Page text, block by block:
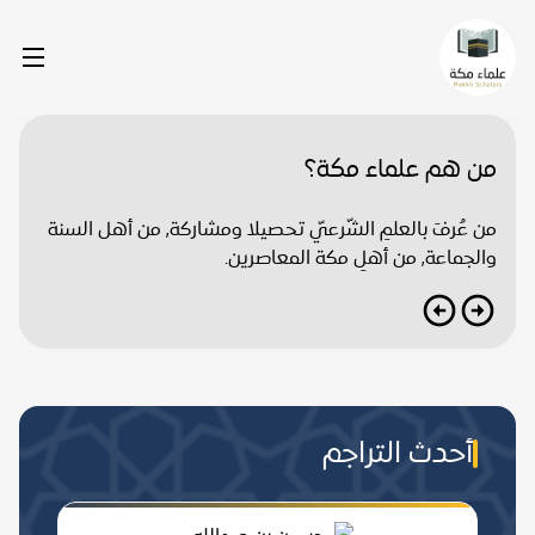
من هم علماء مكة؟
من عُرفَ بالعلمِ الشّرعيّ تحصيلا ومشاركة, من أهل السنة
والجماعة, من أهلِ مكة المعاصرين.
أحدث التراجم